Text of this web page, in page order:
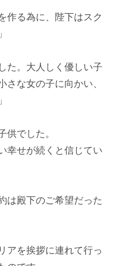
作る為に、陛下はスク
た。大人しく優しい子
さな女の子に向かい、
でした。
幸せが続くと信じてい
は殿下のご希望だった
アを挨拶に連れて行っ